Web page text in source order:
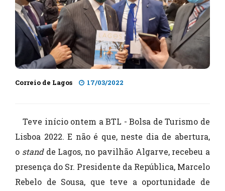
Correio de Lagos 17/03/2022
Teve início ontem a BTL - Bolsa de Turismo de
Lisboa 2022. E não é que, neste dia de abertura,
o standde Lagos, no pavilhão Algarve, recebeu a
presença do Sr. Presidente da República, Marcelo
Rebelo de Sousa, que teve a oportunidade de